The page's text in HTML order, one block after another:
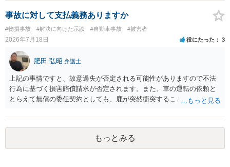
事故に対して支払義務ありますか
#物損事故 #解決に向けた示談 #自動車事故 #被害者
2026年7月18日 役にたった 3
肥田 弘昭 弁護士
上記の事情ですと、故意過失が否定される可能性がありますので不法
行為に基づく損害賠償請求が否定されます。また、車の運転の依頼と
とらえて無償の委任契約としても、鹿が突然衝突することは予見がで
償請求も成立しない可能性があります。以上の理由から支払義務は否
定される可能性が高いです。ご参考にしてください。
もっとみる